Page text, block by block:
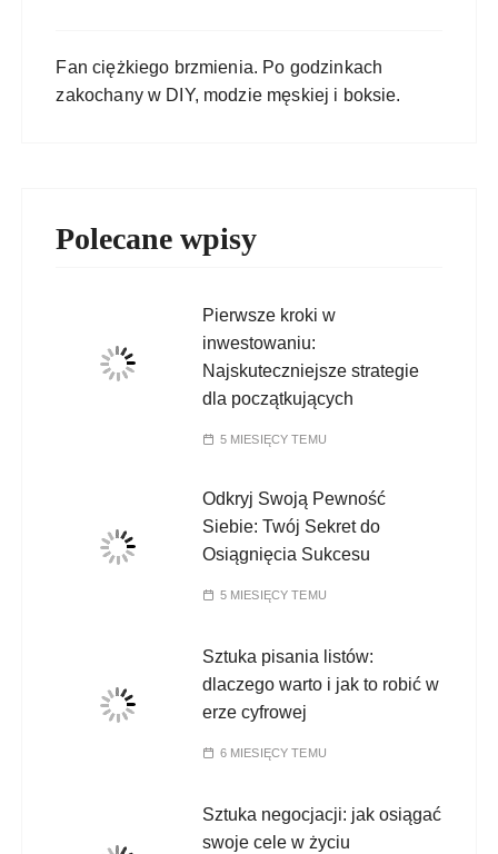
Fan ciężkiego brzmienia. Po godzinkach
zakochany w DIY, modzie męskiej i boksie.
Polecane wpisy
Pierwsze kroki w
inwestowaniu:
Najskuteczniejsze strategie
dla początkujących
5 MIESIĘCY TEMU
Odkryj Swoją Pewność
Siebie: Twój Sekret do
Osiągnięcia Sukcesu
5 MIESIĘCY TEMU
Sztuka pisania listów:
dlaczego warto i jak to robić w
erze cyfrowej
6 MIESIĘCY TEMU
Sztuka negocjacji: jak osiągać
swoje cele w życiu